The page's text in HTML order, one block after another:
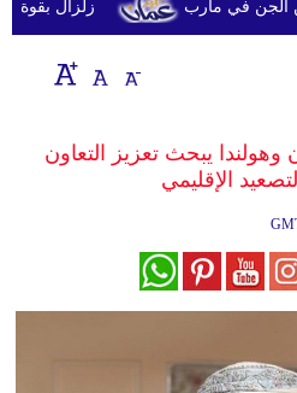
ثقافة
إقتصاد
وموسيقى
زلزال بقوة 6.3 درجة يضرب جنوب الفلبين دون تحذيرات من تسونامي أو أضرار فورية في مأرب
يبحث تعزيز التعاون
الإقليمي